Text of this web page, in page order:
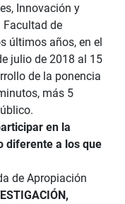
Innovación y
Facultad de
últimos años, en el
julio de 2018 al 15
de la ponencia
más 5
en la
diferente a los que
de Apropiación